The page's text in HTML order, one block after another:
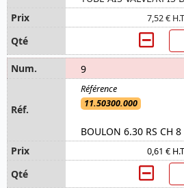
7,52 € H.T
9
11.50300.000
BOULON 6.30 RS CH 8
0,61 € H.T